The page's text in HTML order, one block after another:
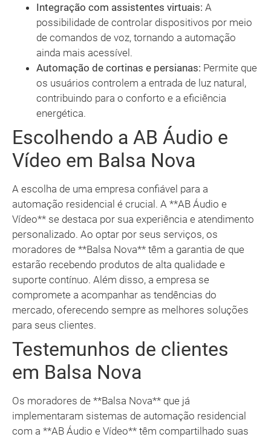
Integração com assistentes virtuais: A
possibilidade de controlar dispositivos por meio
de comandos de voz, tornando a automação
ainda mais acessível.
Automação de cortinas e persianas: Permite que
os usuários controlem a entrada de luz natural,
contribuindo para o conforto e a eficiência
energética.
Escolhendo a AB Áudio e
Vídeo em Balsa Nova
A escolha de uma empresa confiável para a
automação residencial é crucial. A **AB Áudio e
Vídeo** se destaca por sua experiência e atendimento
personalizado. Ao optar por seus serviços, os
moradores de **Balsa Nova** têm a garantia de que
estarão recebendo produtos de alta qualidade e
suporte contínuo. Além disso, a empresa se
compromete a acompanhar as tendências do
mercado, oferecendo sempre as melhores soluções
para seus clientes.
Testemunhos de clientes
em Balsa Nova
Os moradores de **Balsa Nova** que já
implementaram sistemas de automação residencial
com a **AB Áudio e Vídeo** têm compartilhado suas